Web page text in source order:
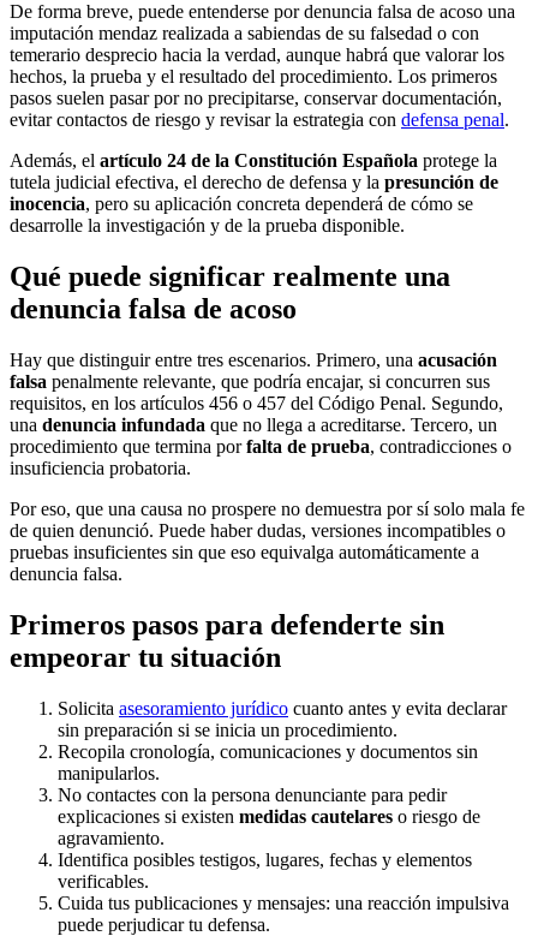
De forma breve, puede entenderse por denuncia falsa de acoso una
imputación mendaz realizada a sabiendas de su falsedad o con
temerario desprecio hacia la verdad, aunque habrá que valorar los
hechos, la prueba y el resultado del procedimiento. Los primeros
pasos suelen pasar por no precipitarse, conservar documentación,
evitar contactos de riesgo y revisar la estrategia con defensa penal.
Además, el artículo 24 de la Constitución Española protege la
tutela judicial efectiva, el derecho de defensa y la presunción de
inocencia, pero su aplicación concreta dependerá de cómo se
desarrolle la investigación y de la prueba disponible.
Qué puede significar realmente una
denuncia falsa de acoso
Hay que distinguir entre tres escenarios. Primero, una acusación
falsa penalmente relevante, que podría encajar, si concurren sus
requisitos, en los artículos 456 o 457 del Código Penal. Segundo,
una denuncia infundada que no llega a acreditarse. Tercero, un
procedimiento que termina porfalta de prueba, contradicciones o
insuficiencia probatoria.
Por eso, que una causa no prospere no demuestra por sí solo mala fe
de quien denunció. Puede haber dudas, versiones incompatibles o
pruebas insuficientes sin que eso equivalga automáticamente a
denuncia falsa.
Primeros pasos para defenderte sin
empeorar tu situación
Solicita asesoramiento jurídico cuanto antes y evita declarar
sin preparación si se inicia un procedimiento.
Recopila cronología, comunicaciones y documentos sin
manipularlos.
No contactes con la persona denunciante para pedir
explicaciones si existen medidas cautelares o riesgo de
agravamiento.
Identifica posibles testigos, lugares, fechas y elementos
verificables.
Cuida tus publicaciones y mensajes: una reacción impulsiva
puede perjudicar tu defensa.